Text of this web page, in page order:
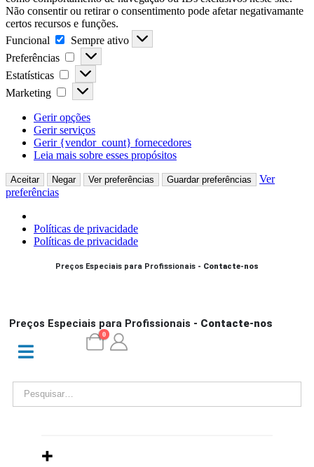
Não consentir ou retirar o consentimento pode afetar negativamante
certos recursos e funções.
Funcional
Sempre ativo
Preferências
Estatísticas
Marketing
Gerir opções
Gerir serviços
Gerir {vendor_count} fornecedores
Leia mais sobre esses propósitos
Aceitar Negar Ver preferências Guardar preferências
Ver
preferências
Políticas de privacidade
Políticas de privacidade
Preços Especiais para Profissionais - Contacte-nos
Preços Especiais para Profissionais - Contacte-nos
0